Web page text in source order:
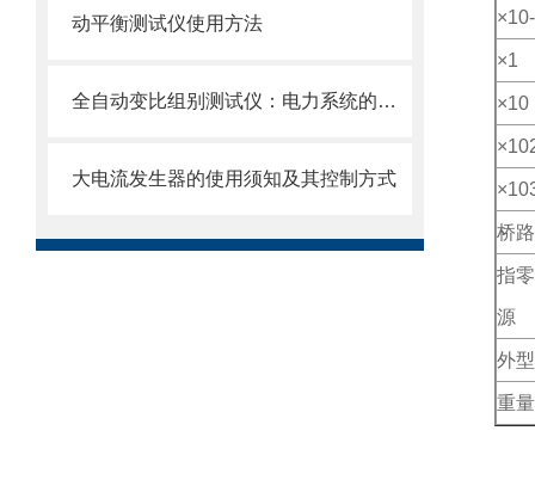
动平衡测试仪使用方法
全自动变比组别测试仪：电力系统的安全卫士
大电流发生器的使用须知及其控制方式
×
×1
×10
×
×
桥
指
源
外
重量